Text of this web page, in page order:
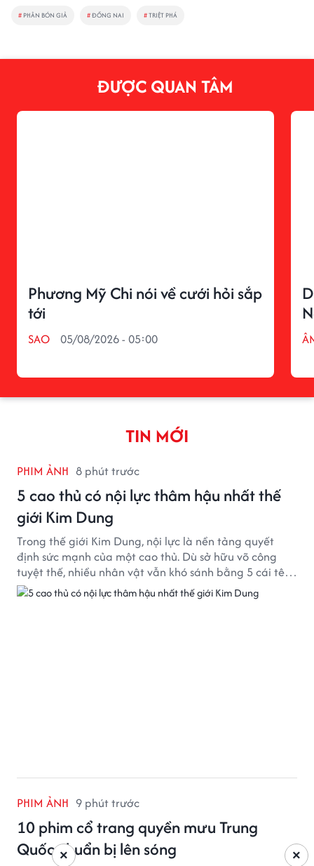
# PHÂN BÓN GIẢ #ĐỒNG NAI #TRIỆT PHÁ
ĐƯỢC QUAN TÂM
Phương Mỹ Chi nói về cưới hỏi sắp
tới
SAO 05/08/2026 - 05:00
TIN MỚI
PHIM ẢNH 8 phút trước
5 cao thủ có nội lực thâm hậu nhất thế
giới Kim Dung
Trong thế giới Kim Dung, nội lực là nền tảng quyết
định sức mạnh của một cao thủ. Dù sở hữu võ công
tuyệt thế, nhiều nhân vật vẫn khó sánh bằng 5 cái tên
dưới đây về độ thâm hậu của chân khí.
PHIM ẢNH 9 phút trước
10 phim cổ trang quyền mưu Trung
Quốc chuẩn bị lên sóng
×
×